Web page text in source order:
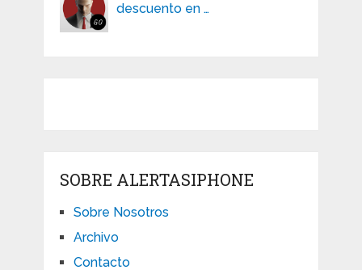
descuento en …
SOBRE ALERTASIPHONE
Sobre Nosotros
Archivo
Contacto